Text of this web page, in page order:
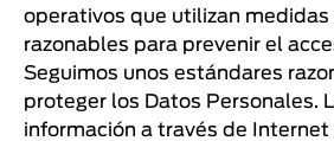
operativos que utilizan medidas
razonables para prevenir el
Seguimos unos estándares
proteger los Datos Personales.
información a través de Internet